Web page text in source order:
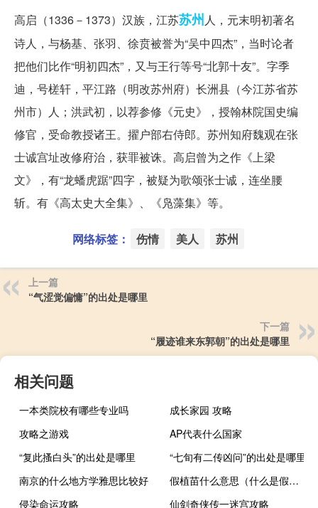
高启（1336－1373）汉族，江苏苏州人，元末明初著名
诗人，与杨基、张羽、徐贲被誉为“吴中四杰”，当时论者
把他们比作“明初四杰”，又与王行等号“北郭十友”。字季
迪，号槎轩，平江路（明改苏州府）长洲县（今江苏省苏
州市）人；洪武初，以荐参修《元史》，授翰林院国史编
修官，受命教授诸王。擢户部右侍郎。苏州知府魏观在张
士诚宫址改修府治，获罪被诛。高启曾为之作《上梁
文》，有“龙蟠虎踞”四字，被疑为歌颂张士诚，连坐腰
斩。有《高太史大全集》、《凫藻集》等。
网络标签： 伤情 美人 苏州
上一篇
“气涩觉偏慵”的出处是哪里
下一篇
“履迹谁来东郭朝”的出处是哪里
相关问题
一本类院校有哪些专业吗
成长家园 攻略
攻略之游戏
AP代表什么国家
“复此搔白头”的出处是哪里
“七旬有二传凶问”的出处是哪里
南京的什么地方学雅思比较好
假植苗什么意思（什么是假植苗）
侵染命运攻略
仙剑奇侠传一迷宫攻略